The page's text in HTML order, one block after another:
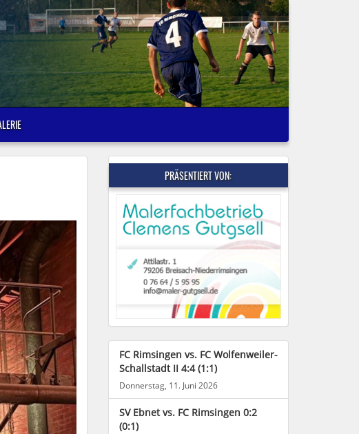
PRÄSENTIERT VON:
FC Rimsingen vs. FC Wolfenweiler-
Schallstadt II 4:4 (1:1)
Donnerstag, 11. Juni 2026
SV Ebnet vs. FC Rimsingen 0:2
(0:1)